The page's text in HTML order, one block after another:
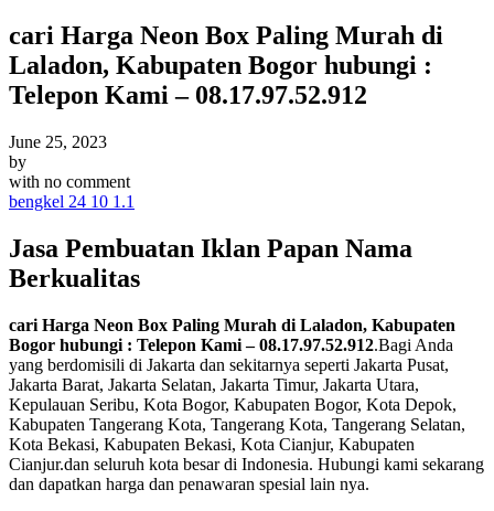
cari Harga Neon Box Paling Murah di
Laladon, Kabupaten Bogor hubungi :
Telepon Kami – 08.17.97.52.912
June 25, 2023
by
with no comment
bengkel 24 10 1.1
Jasa Pembuatan Iklan Papan Nama
Berkualitas
cari Harga Neon Box Paling Murah di Laladon, Kabupaten
Bogor hubungi : Telepon Kami – 08.17.97.52.912.Bagi Anda
yang berdomisili di Jakarta dan sekitarnya seperti Jakarta Pusat,
Jakarta Barat, Jakarta Selatan, Jakarta Timur, Jakarta Utara,
Kepulauan Seribu, Kota Bogor, Kabupaten Bogor, Kota Depok,
Kabupaten Tangerang Kota, Tangerang Kota, Tangerang Selatan,
Kota Bekasi, Kabupaten Bekasi, Kota Cianjur, Kabupaten
Cianjur.dan seluruh kota besar di Indonesia. Hubungi kami sekarang
dan dapatkan harga dan penawaran spesial lain nya.